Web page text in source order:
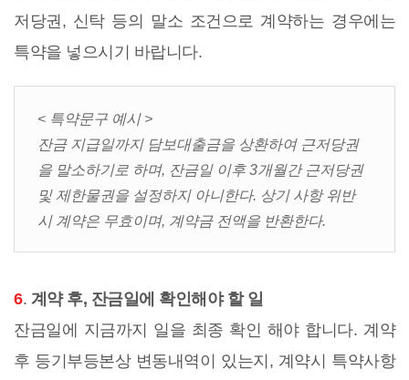
저당권, 신탁 등의 말소 조건으로 계약하는 경우에는
특약을 넣으시기 바랍니다.
< 특약문구 예시 >
잔금 지급일까지 담보대출금을 상환하여 근저당권
을 말소하기로 하며, 잔금일 이후 3개월간 근저당권
및 제한물권을 설정하지 아니한다. 상기 사항 위반
시 계약은 무효이며, 계약금 전액을 반환한다.
6. 계약 후, 잔금일에 확인해야 할 일
잔금일에 지금까지 일을 최종 확인 해야 합니다. 계약
후 등기부등본상 변동내역이 있는지, 계약시 특약사항